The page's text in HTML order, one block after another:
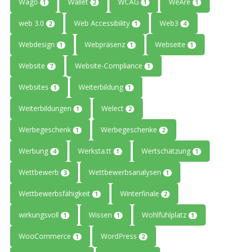
1 2 1 1
web 3.0 2 Web Accessibility 1 Web3 4
Webdesign 1 Webpräsenz 1 Webseite 1
Website 7 Website-Compliance 1
Websites 1 Weiterbildung 1
Weiterbildungen 1 Welect 2
Werbegeschenk 1 Werbegeschenke 2
Werbung 4 Werksta.tt 1 Wertschätzung 1
Wettbewerb 3 Wettbewerbsanalysen 1
Wettbewerbsfähigkeit 1 Winterfinale 2
wirkungsvoll 1 Wissen 1 Wohlfühlplatz 1
WooCommerce 1 WordPress 2